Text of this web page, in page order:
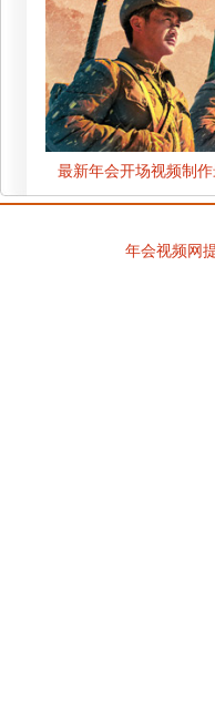
最新年会开场视频制
年会视频网